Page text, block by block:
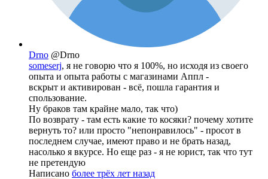
Drno @Drno
someserj, я не говорю что я 100%, но исходя из своего
опыта и опыта работы с магазинами Аппл -
вскрыт и активирован - всё, пошла гарантия и
спользование.
Ну браков там крайне мало, так что)
По возврату - там есть какие то косяки? почему хотите
вернуть то? или просто "непонравилось" - просот в
последнем случае, имеют право и не брать назад,
насолько я вкурсе. Но еще раз - я не юрист, так что тут
не претендую
Написано более трёх лет назад